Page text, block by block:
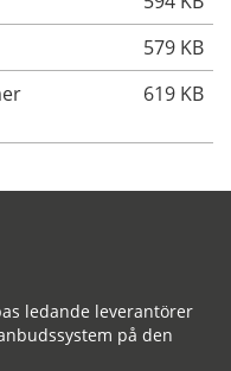
579 KB
619 KB
ledande leverantörer
på den